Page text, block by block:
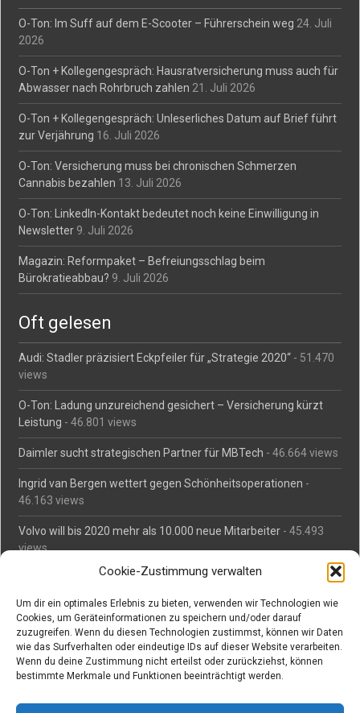
Cookie-Zustimmung verwalten
Um dir ein optimales Erlebnis zu bieten, verwenden wir Technologien wie
Cookies, um Geräteinformationen zu speichern und/oder darauf
zuzugreifen. Wenn du diesen Technologien zustimmst, können wir Daten
wie das Surfverhalten oder eindeutige IDs auf dieser Website verarbeiten.
Wenn du deine Zustimmung nicht erteilst oder zurückziehst, können
bestimmte Merkmale und Funktionen beeinträchtigt werden.
O-Ton: Im Suff auf dem E-Scooter – Führerschein weg 24. Juli
2026
O-Ton + Kollegengespräch: Hausratversicherung muss auch für
Abwasser nach Rohrbruch zahlen 21. Juli 2026
O-Ton + Kollegengespräch: Unleserliches Datum auf Brief führt
zur Verjährung 16. Juli 2026
O-Ton: Versicherung muss bei chronischen Schmerzen
Cannabis bezahlen 13. Juli 2026
O-Ton: LinkedIn-Kontakt bedeutet noch keine Einwilligung in
Newsletter 9. Juli 2026
Magazin: Reformpaket – Befreiungsschlag beim
Bürokratieabbau? 9. Juli 2026
Oft gelesen
Audi: Stadler präzisiert Eckpfeiler für „Strategie 2020“ - 51.470
views
O-Ton: Ladung unzureichend gesichert – Versicherung kürzt
Leistung - 46.801 views
Daimler sucht strategischen Partner für MBTech - 46.664 views
Ingrid van Bergen wettert gegen Schönheitsoperationen -
46.163 views
Volvo will bis 2020 mehr als 10.000 neue Mitarbeiter - 45.493
views
Mäßiges Interesse an Daimlers MBtech- 44.716 views
O-Ton: Wer muss Schaden für abgedriftete Silvesterraketen
zahlen? - 42.379 views
Kollegengespräch: Urteile zum Grillen- 42.066 views
Suchen bei Vorabs